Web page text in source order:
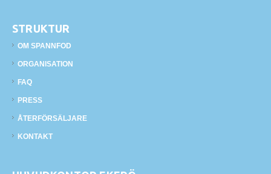
STRUKTUR
OM SPANNFOD
ORGANISATION
FAQ
PRESS
ÅTERFÖRSÄLJARE
KONTAKT